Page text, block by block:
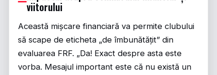
viitorului
Această mișcare financiară va permite clubului
să scape de eticheta „de îmbunătățit” din
evaluarea FRF. „Da! Exact despre asta este
vorba. Mesajul important este că nu există un